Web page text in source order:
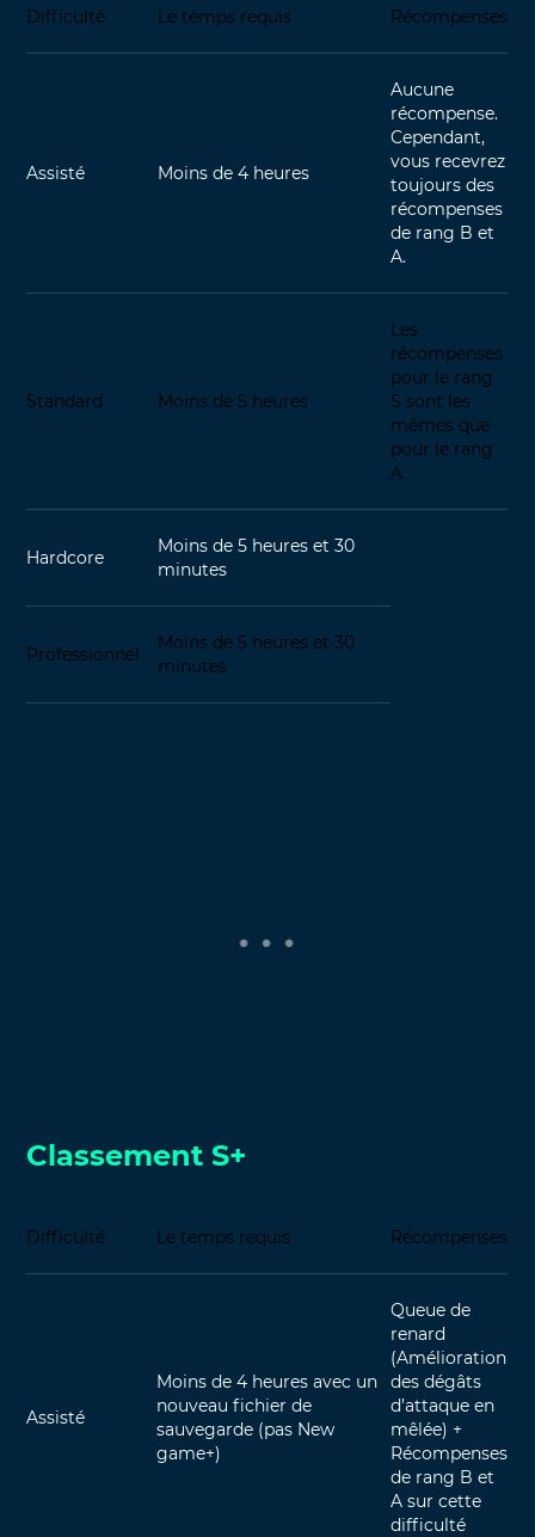
Difficulté Le temps requis Récompenses
Assisté Moins de 4 heures
Aucune
récompense.
Cependant,
vous recevrez
toujours des
récompenses
de rang B et
A.
Standard Moins de 5 heures
Les
récompenses
pour le rang
S sont les
mêmes que
pour le rang
A.
Hardcore
Moins de 5 heures et 30
minutes
Professionnel
Moins de 5 heures et 30
minutes
Classement S+
Difficulté Le temps requis Récompenses
Assisté
Moins de 4 heures avec un
nouveau fichier de
sauvegarde (pas New
game+)
Queue de
renard
(Amélioration
des dégâts
d’attaque en
mêlée) +
Récompenses
de rang B et
A sur cette
difficulté